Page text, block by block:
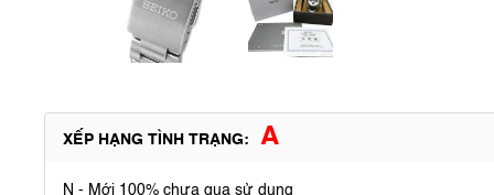
XẾP HẠNG TÌNH TRẠNG: A
N - Mới 100% chưa qua sử dụng